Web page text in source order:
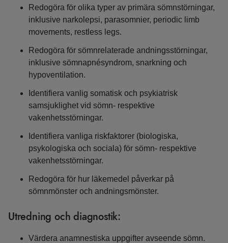
Redogöra för olika typer av primära sömnstörningar,
inklusive narkolepsi, parasomnier, periodic limb
movements, restless legs.
Redogöra för sömnrelaterade andningsstörningar,
inklusive sömnapnésyndrom, snarkning och
hypoventilation.
Identifiera vanlig somatisk och psykiatrisk
samsjuklighet vid sömn- respektive
vakenhetsstörningar.
Identifiera vanliga riskfaktorer (biologiska,
psykologiska och sociala) för sömn- respektive
vakenhetsstörningar.
Redogöra för hur läkemedel påverkar på
sömnmönster och andningsmönster.
Utredning och diagnostik:
Värdera anamnestiska uppgifter avseende sömn.